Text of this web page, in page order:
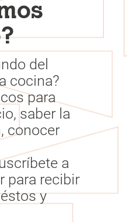
del
cocina?
para
saber la
conocer
a
para recibir
y